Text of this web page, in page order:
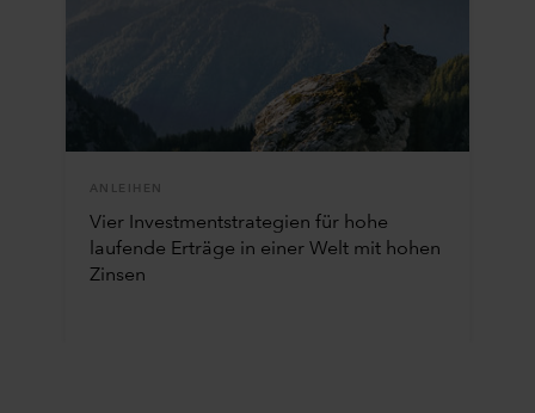
ANLEIHEN
Vier Investmentstrategien für hohe
laufende Erträge in einer Welt mit hohen
Zinsen